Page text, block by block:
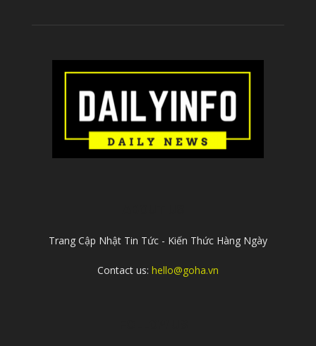
Trang Cập Nhật Tin Tức - Kiến Thức Hàng Ngày
Contact us: hello@goha.vn